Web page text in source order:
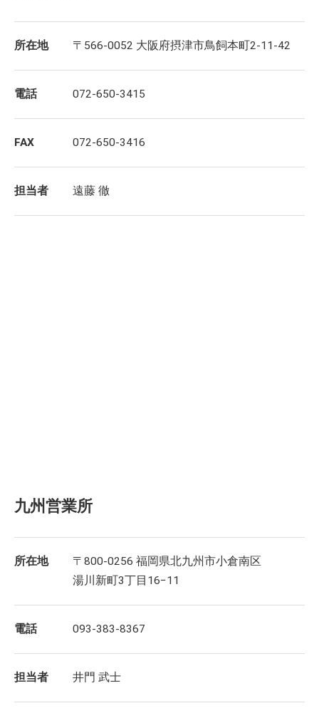
所在地 〒566-0052 大阪府摂津市鳥飼本町2-11-42
電話 072-650-3415
FAX 072-650-3416
担当者 遠藤 徹
九州営業所
所在地
〒800-0256 福岡県北九州市小倉南区
湯川新町3丁目16−11
電話 093-383-8367
担当者 井門 武士